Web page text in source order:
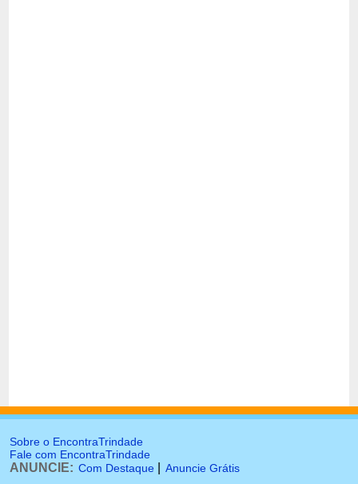
Sobre o EncontraTrindade
Fale com EncontraTrindade
ANUNCIE: Com Destaque Anuncie Grátis